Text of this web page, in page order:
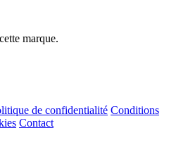
marque.
de confidentialité Conditions
Contact